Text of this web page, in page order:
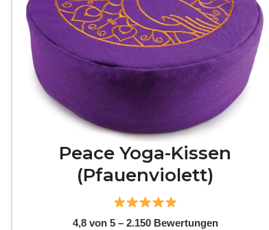
Peace Yoga-Kissen
(Pfauenviolett)
4,8 von 5 – 2.150 Bewertungen